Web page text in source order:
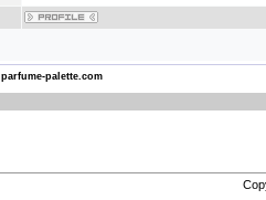
parfume-palette.com